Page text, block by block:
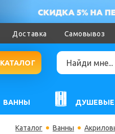
Доставка Самовывоз
КАТАЛОГ
ВАННЫ ДУШЕВЫЕ
Каталог Ванны